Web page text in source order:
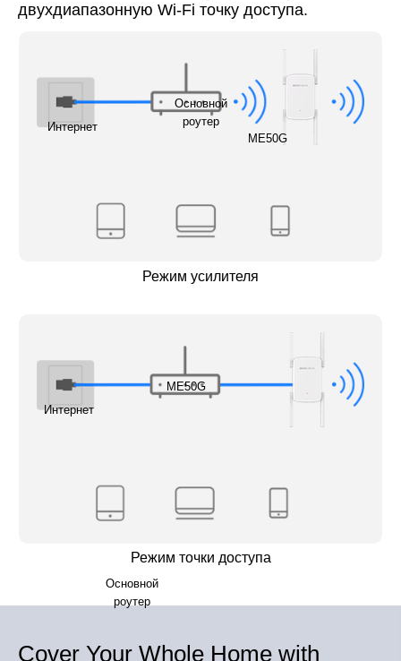
двухдиапазонную Wi-Fi точку доступа.
Интернет
Основной
роутер
ME50G
Режим усилителя
Интернет
Основной
роутер
ME50G
Режим точки доступа
Cover Your Whole Home with